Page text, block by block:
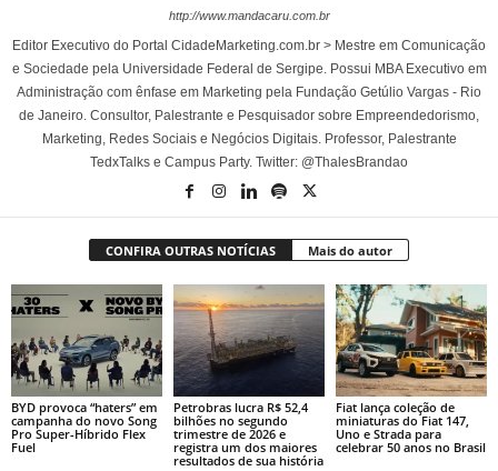
http://www.mandacaru.com.br
Editor Executivo do Portal CidadeMarketing.com.br > Mestre em Comunicação
e Sociedade pela Universidade Federal de Sergipe. Possui MBA Executivo em
Administração com ênfase em Marketing pela Fundação Getúlio Vargas - Rio
de Janeiro. Consultor, Palestrante e Pesquisador sobre Empreendedorismo,
Marketing, Redes Sociais e Negócios Digitais. Professor, Palestrante
TedxTalks e Campus Party. Twitter: @ThalesBrandao
CONFIRA OUTRAS NOTÍCIAS Mais do autor
BYD provoca “haters” em
campanha do novo Song
Pro Super-Híbrido Flex
Fuel
Petrobras lucra R$ 52,4
bilhões no segundo
trimestre de 2026 e
registra um dos maiores
resultados de sua história
Fiat lança coleção de
miniaturas do Fiat 147,
Uno e Strada para
celebrar 50 anos no Brasil